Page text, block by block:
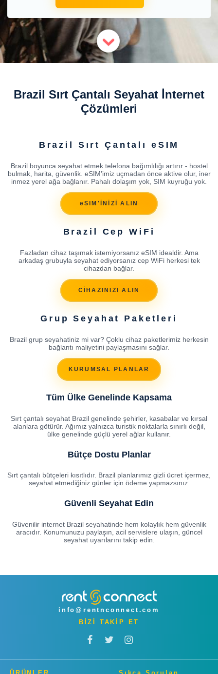
Brazil Sırt Çantalı Seyahat İnternet
Çözümleri
Brazil Sırt Çantalı eSIM
Brazil boyunca seyahat etmek telefona bağımlılığı artırır - hostel
bulmak, harita, güvenlik. eSIM'imiz uçmadan önce aktive olur, iner
inmez yerel ağa bağlanır. Pahalı dolaşım yok, SIM kuyruğu yok.
eSIM'İNİZİ ALIN
Brazil Cep WiFi
Fazladan cihaz taşımak istemiyorsanız eSIM idealdir. Ama
arkadaş grubuyla seyahat ediyorsanız cep WiFi herkesi tek
cihazdan bağlar.
CİHAZINIZI ALIN
Grup Seyahat Paketleri
Brazil grup seyahatiniz mi var? Çoklu cihaz paketlerimiz herkesin
bağlantı maliyetini paylaşmasını sağlar.
KURUMSAL PLANLAR
Tüm Ülke Genelinde Kapsama
Sırt çantalı seyahat Brazil genelinde şehirler, kasabalar ve kırsal
alanlara götürür. Ağımız yalnızca turistik noktalarla sınırlı değil,
ülke genelinde güçlü yerel ağlar kullanır.
Bütçe Dostu Planlar
Sırt çantalı bütçeleri kısıtlıdır. Brazil planlarımız gizli ücret içermez,
seyahat etmediğiniz günler için ödeme yapmazsınız.
Güvenli Seyahat Edin
Güvenilir internet Brazil seyahatinde hem kolaylık hem güvenlik
aracıdır. Konumunuzu paylaşın, acil servislere ulaşın, güncel
seyahat uyarılarını takip edin.
info@rentnconnect.com
BİZİ TAKİP ET